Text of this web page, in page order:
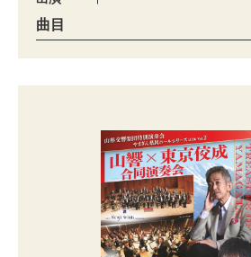
曲目